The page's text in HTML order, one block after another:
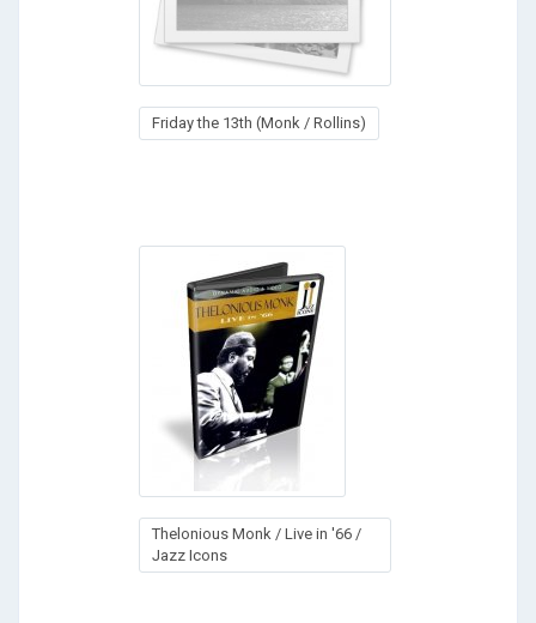
Friday the 13th (Monk / Rollins)
Thelonious Monk / Live in '66 /
Jazz Icons